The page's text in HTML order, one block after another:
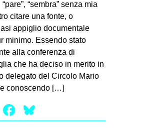
MIGRAZIONI
PRECARIATO
REPRESSIONE
STUDENTI
CULTURE
ARTE
CINEMA
“sembra” senza mia
citare una fonte, o
appiglio documentale
minimo. Essendo stato
alla conferenza di
che ha deciso in merito in
delegato del Circolo Mario
conoscendo […]
Mastodon
Facebook